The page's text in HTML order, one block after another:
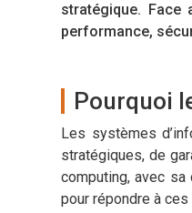
stratégique. Face
performance,
Pourquoi
Les systèmes
stratégiques, de
computing, avec
pour répondre à